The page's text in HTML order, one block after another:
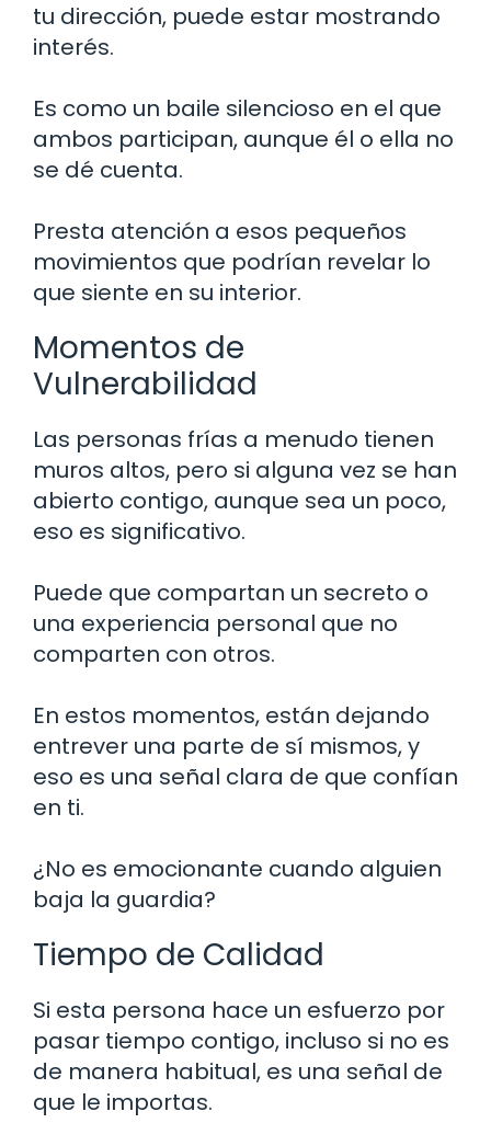
tu dirección, puede estar mostrando
interés.
Es como un baile silencioso en el que
ambos participan, aunque él o ella no
se dé cuenta.
Presta atención a esos pequeños
movimientos que podrían revelar lo
que siente en su interior.
Momentos de
Vulnerabilidad
Las personas frías a menudo tienen
muros altos, pero si alguna vez se han
abierto contigo, aunque sea un poco,
eso es significativo.
Puede que compartan un secreto o
una experiencia personal que no
comparten con otros.
En estos momentos, están dejando
entrever una parte de sí mismos, y
eso es una señal clara de que confían
en ti.
¿No es emocionante cuando alguien
baja la guardia?
Tiempo de Calidad
Si esta persona hace un esfuerzo por
pasar tiempo contigo, incluso si no es
de manera habitual, es una señal de
que le importas.